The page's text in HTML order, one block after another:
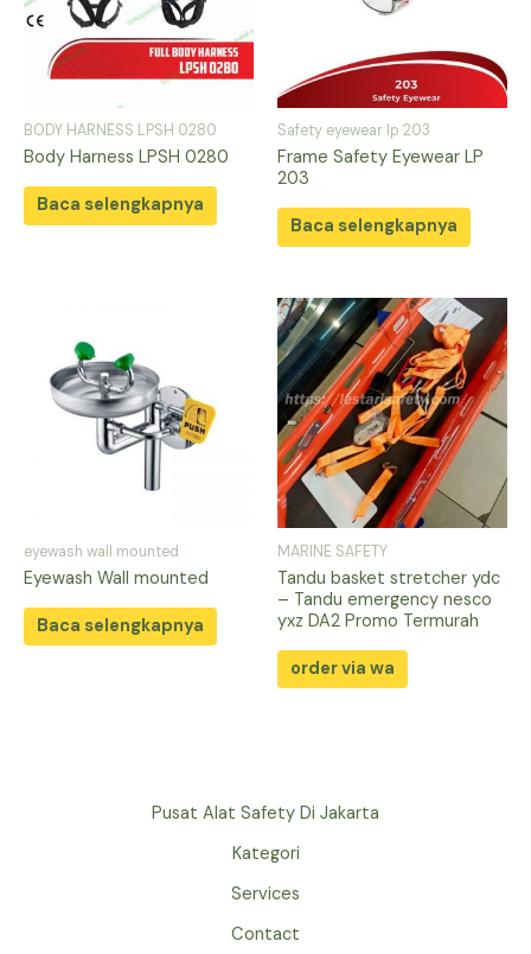
BODY HARNESS LPSH 0280
Body Harness LPSH 0280
Baca selengkapnya
Safety eyewear lp 203
Frame Safety Eyewear LP
203
Baca selengkapnya
eyewash wall mounted
Eyewash Wall mounted
Baca selengkapnya
MARINE SAFETY
Tandu basket stretcher ydc
– Tandu emergency nesco
yxz DA2 Promo Termurah
order via wa
Pusat Alat Safety Di Jakarta
Kategori
Services
Contact